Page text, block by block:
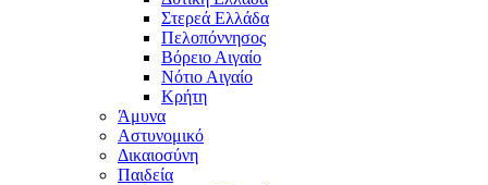
Στερεά Ελλάδα
Πελοπόννησος
Βόρειο Αιγαίο
Νότιο Αιγαίο
Κρήτη
Άμυνα
Αστυνομικό
Δικαιοσύνη
Παιδεία